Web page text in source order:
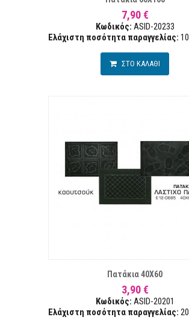
7,90 €
Κωδικός: ASID-20233
Ελάχιστη ποσότητα παραγγελίας: 10
ΣΤΟ ΚΑΛΑΘΙ
Πατάκια 40Χ60
3,90 €
Κωδικός: ASID-20201
Ελάχιστη ποσότητα παραγγελίας: 20